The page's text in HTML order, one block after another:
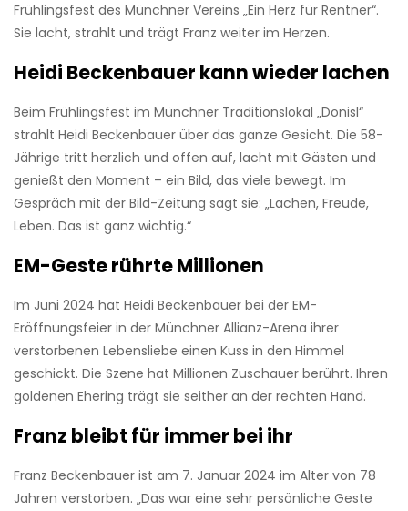
Frühlingsfest des Münchner Vereins „Ein Herz für Rentner“.
Sie lacht, strahlt und trägt Franz weiter im Herzen.
Heidi Beckenbauer kann wieder lachen
Beim Frühlingsfest im Münchner Traditionslokal „Donisl“
strahlt Heidi Beckenbauer über das ganze Gesicht. Die 58-
Jährige tritt herzlich und offen auf, lacht mit Gästen und
genießt den Moment – ein Bild, das viele bewegt. Im
Gespräch mit der Bild-Zeitung sagt sie: „Lachen, Freude,
Leben. Das ist ganz wichtig.“
EM-Geste rührte Millionen
Im Juni 2024 hat Heidi Beckenbauer bei der EM-
Eröffnungsfeier in der Münchner Allianz-Arena ihrer
verstorbenen Lebensliebe einen Kuss in den Himmel
geschickt. Die Szene hat Millionen Zuschauer berührt. Ihren
goldenen Ehering trägt sie seither an der rechten Hand.
Franz bleibt für immer bei ihr
Franz Beckenbauer ist am 7. Januar 2024 im Alter von 78
Jahren verstorben. „Das war eine sehr persönliche Geste